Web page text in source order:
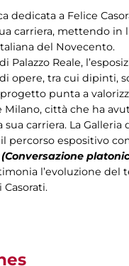
dedicata a Felice
carriera, mettendo in
del Novecento.
Palazzo Reale,
opere, tra cui dipinti,
punta a
Milano, città che ha
carriera. La Galleria
percorso espositivo
l’evoluzione del